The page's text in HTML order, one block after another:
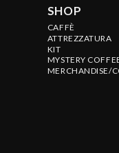
SHOP
CAFFÈ
ATTREZZATURA
KIT
MYSTERY
MERCHANDISE/